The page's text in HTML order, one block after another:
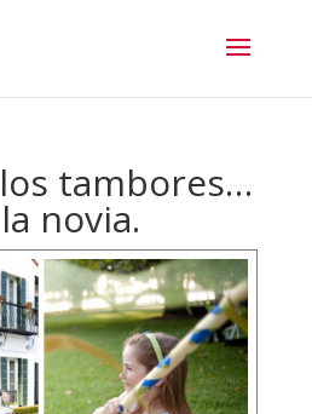
tambores…
novia.